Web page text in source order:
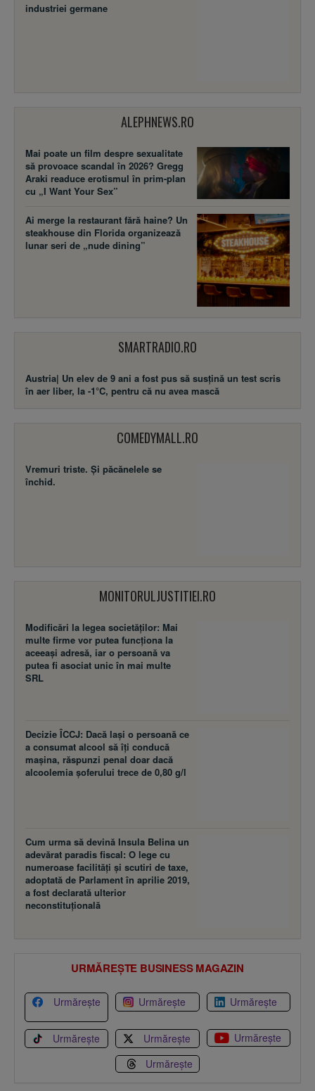
industriei germane
ALEPHNEWS.RO
Mai poate un film despre sexualitate
să provoace scandal în 2026? Gregg
Araki readuce erotismul în prim-plan
cu „I Want Your Sex”
Ai merge la restaurant fără haine? Un
steakhouse din Florida organizează
lunar seri de „nude dining”
SMARTRADIO.RO
Austria| Un elev de 9 ani a fost pus să susţină un test scris
în aer liber, la -1°C, pentru că nu avea mască
COMEDYMALL.RO
Vremuri triste. Şi păcănelele se
închid.
MONITORULJUSTITIEI.RO
Modificări la legea societăţilor: Mai
multe firme vor putea funcţiona la
aceeaşi adresă, iar o persoană va
putea fi asociat unic în mai multe
SRL
Decizie ÎCCJ: Dacă laşi o persoană ce
a consumat alcool să îţi conducă
maşina, răspunzi penal doar dacă
alcoolemia şoferului trece de 0,80 g/l
Cum urma să devină Insula Belina un
adevărat paradis fiscal: O lege cu
numeroase facilităţi şi scutiri de taxe,
adoptată de Parlament în aprilie 2019,
a fost declarată ulterior
neconstituţională
URMĂREȘTE BUSINESS MAGAZIN
Urmărește Urmărește Urmărește
Urmărește Urmărește
Urmărește
Urmărește